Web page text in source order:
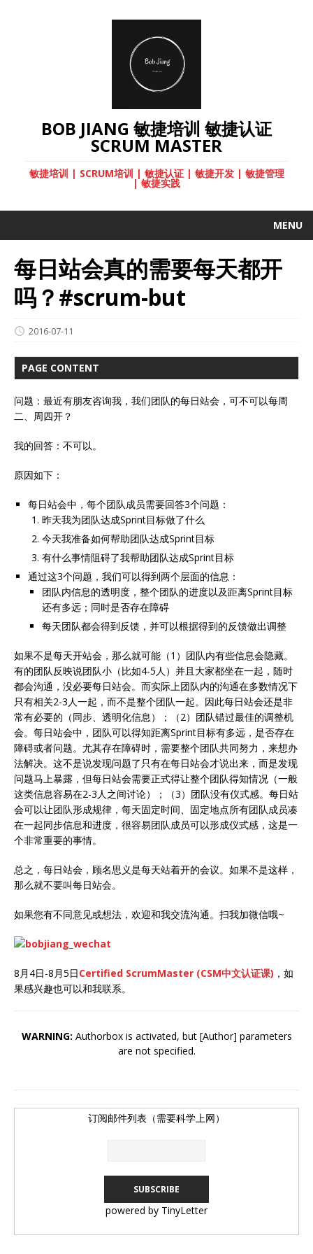
BOB JIANG 敏捷培训 敏捷认证
SCRUM MASTER
敏捷培训 | SCRUM培训 | 敏捷认证 | 敏捷开发 | 敏捷管理
| 敏捷实践
MENU
每日站会真的需要每天都开
吗？#scrum-but
2016-07-11
PAGE CONTENT
问题：最近有朋友咨询我，我们团队的每日站会，可不可以每周
二、周四开？
我的回答：不可以。
原因如下：
每日站会中，每个团队成员需要回答3个问题：
昨天我为团队达成Sprint目标做了什么
今天我准备如何帮助团队达成Sprint目标
有什么事情阻碍了我帮助团队达成Sprint目标
通过这3个问题，我们可以得到两个层面的信息：
团队内信息的透明度，整个团队的进度以及距离Sprint目标
还有多远；同时是否存在障碍
每天团队都会得到反馈，并可以根据得到的反馈做出调整
如果不是每天开站会，那么就可能（1）团队内有些信息会隐藏。
有的团队反映说团队小（比如4-5人）并且大家都坐在一起，随时
都会沟通，没必要每日站会。而实际上团队内的沟通在多数情况下
只有相关2-3人一起，而不是整个团队一起。因此每日站会还是非
常有必要的（同步、透明化信息）；（2）团队错过最佳的调整机
会。每日站会中，团队可以得知距离Sprint目标有多远，是否存在
障碍或者问题。尤其存在障碍时，需要整个团队共同努力，来想办
法解决。这不是说发现问题了只有在每日站会才说出来，而是发现
问题马上暴露，但每日站会需要正式得让整个团队得知情况（一般
这类信息容易在2-3人之间讨论）；（3）团队没有仪式感。每日站
会可以让团队形成规律，每天固定时间、固定地点所有团队成员凑
在一起同步信息和进度，很容易团队成员可以形成仪式感，这是一
个非常重要的事情。
总之，每日站会，顾名思义是每天站着开的会议。如果不是这样，
那么就不要叫每日站会。
如果您有不同意见或想法，欢迎和我交流沟通。扫我加微信哦~
8月4日-8月5日Certified ScrumMaster (CSM中文认证课) ，如
果感兴趣也可以和我联系。
WARNING: Authorbox is activated, but [Author] parameters
are not specified.
订阅邮件列表（需要科学上网）
powered by TinyLetter